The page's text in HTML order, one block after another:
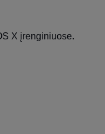
X įrenginiuose.